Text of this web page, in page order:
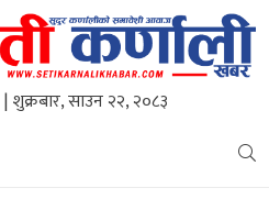
| शुक्रबार, साउन २२, २०८३